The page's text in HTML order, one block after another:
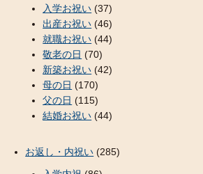
入学お祝い (37)
出産お祝い (46)
就職お祝い (44)
敬老の日 (70)
新築お祝い (42)
母の日 (170)
父の日 (115)
結婚お祝い (44)
お返し・内祝い (285)